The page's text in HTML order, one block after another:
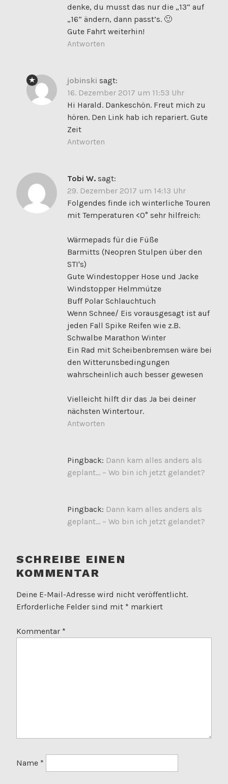
denke, du musst das nur die „13“ auf
„16“ ändern, dann passt’s. 🙂
Gute Fahrt weiterhin!
Antworten
jobinski sagt:
16. Dezember 2017 um 11:53 Uhr
Hi Harald. Dankeschön. Freut mich zu
hören. Den Link hab ich repariert. Gute
Zeit
Antworten
Tobi W. sagt:
29. Dezember 2017 um 14:13 Uhr
Folgendes finde ich winterliche Touren
mit Temperaturen <0° sehr hilfreich:
Wärmepads für die Füße
Barmitts (Neopren Stulpen über den
STI's)
Gute Windestopper Hose und Jacke
Windstopper Helmmütze
Buff Polar Schlauchtuch
Wenn Schnee/ Eis vorausgesagt ist auf
jeden Fall Spike Reifen wie z.B.
Schwalbe Marathon Winter
Ein Rad mit Scheibenbremsen wäre bei
den Witterunsbedingungen
wahrscheinlich auch besser gewesen
Vielleicht hilft dir das Ja bei deiner
nächsten Wintertour.
Antworten
Pingback: Dann kam alles anders als
geplant… – Wo bin ich jetzt gelandet?
Pingback: Dann kam alles anders als
geplant… – Wo bin ich jetzt gelandet?
SCHREIBE EINEN
KOMMENTAR
Deine E-Mail-Adresse wird nicht veröffentlicht.
Erforderliche Felder sind mit * markiert
Kommentar *
Name *